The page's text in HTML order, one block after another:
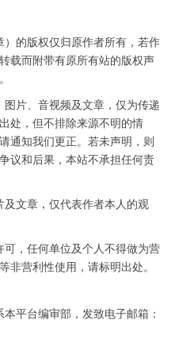
的版权仅归原作者所有，若作
载而附带有原所有站的版权声
片、音视频及文章，仅为传递
处，但不排除来源不明的情
通知我们更正。若未声明，则
议和后果，本站不承担任何责
文章，仅代表作者本人的观
，任何单位及个人不得做为营
非营利性使用，请标明出处。
平台编审部，发致电子邮箱：